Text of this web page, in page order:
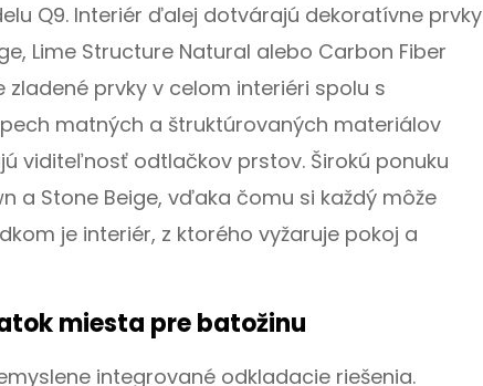
Q9. Interiér ďalej dotvárajú dekoratívne prvky
Lime Structure Natural alebo Carbon Fiber
prvky v celom interiéri spolu s
matných a štruktúrovaných materiálov
viditeľnosť odtlačkov prstov. Širokú ponuku
a Stone Beige, vďaka čomu si každý môže
je interiér, z ktorého vyžaruje pokoj a
miesta pre batožinu
integrované odkladacie riešenia.